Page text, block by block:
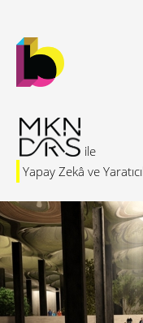
Yapay Zekâ ve